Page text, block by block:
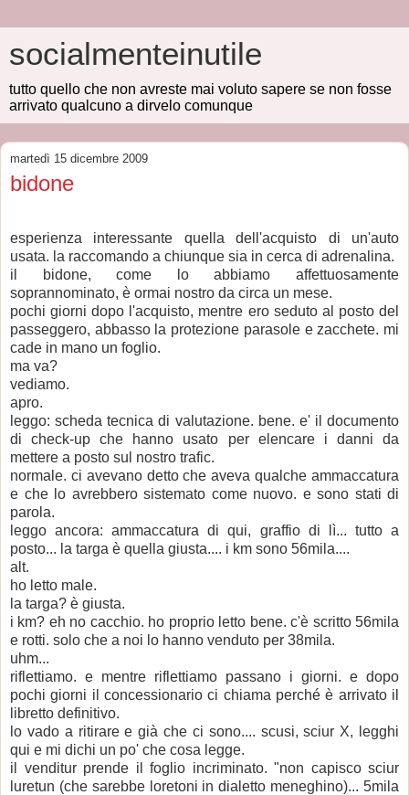
socialmenteinutile
tutto quello che non avreste mai voluto sapere se non fosse
arrivato qualcuno a dirvelo comunque
martedì 15 dicembre 2009
bidone
esperienza interessante quella dell'acquisto di un'auto
usata. la raccomando a chiunque sia in cerca di adrenalina.
il bidone, come lo abbiamo affettuosamente
soprannominato, è ormai nostro da circa un mese.
pochi giorni dopo l'acquisto, mentre ero seduto al posto del
passeggero, abbasso la protezione parasole e zacchete. mi
cade in mano un foglio.
ma va?
vediamo.
apro.
leggo: scheda tecnica di valutazione. bene. e' il documento
di check-up che hanno usato per elencare i danni da
mettere a posto sul nostro trafic.
normale. ci avevano detto che aveva qualche ammaccatura
e che lo avrebbero sistemato come nuovo. e sono stati di
parola.
leggo ancora: ammaccatura di qui, graffio di lì... tutto a
posto... la targa è quella giusta.... i km sono 56mila....
alt.
ho letto male.
la targa? è giusta.
i km? eh no cacchio. ho proprio letto bene. c'è scritto 56mila
e rotti. solo che a noi lo hanno venduto per 38mila.
uhm...
riflettiamo. e mentre riflettiamo passano i giorni. e dopo
pochi giorni il concessionario ci chiama perché è arrivato il
libretto definitivo.
lo vado a ritirare e già che ci sono.... scusi, sciur X, legghi
qui e mi dichi un po' che cosa legge.
il venditur prende il foglio incriminato. "non capisco sciur
luretun (che sarebbe loretoni in dialetto meneghino)... 5mila